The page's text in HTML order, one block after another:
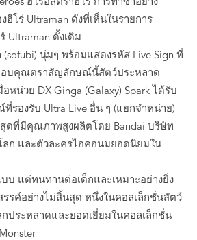
ฮีโร่ Ultraman ดังที่เห็นในรายการ
ดั้งเดิม
นุ่มๆ พร้อมแสดงรหัส Live Sign ที่
อบคุณตราสัญลักษณ์นี้สัตว์ประหลาด
หน่วย DX Ginga (Galaxy) Spark ได้รับ
รองรับ Ultra Live อื่น ๆ (แยกจำหน่าย)
ดที่มีคุณภาพสูงผลิตโดย Bandai บริษัท
ก และตัวละครไอคอนมยอดนิยมใน
แต่ทนทานต่อเด็กและเหมาะอย่างยิ่ง
รรค์อย่างไม่สิ้นสุด หนึ่งในคอลเล็กชั่นสัตว์
ประหลาดและยอดเยี่ยมในคอลเล็กชั่น